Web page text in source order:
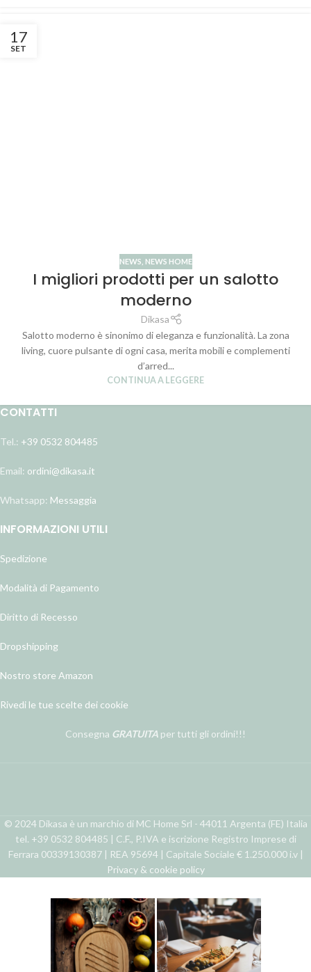
17
SET
NEWS NEWS HOME
I migliori prodotti per un salotto
moderno
Dikasa
Salotto moderno è sinonimo di eleganza e funzionalità. La zona
living, cuore pulsante di ogni casa, merita mobili e complementi
d’arred...
CONTINUA A LEGGERE
CONTATTI
Tel.: +39 0532 804485
Email: ordini@dikasa.it
Whatsapp: Messaggia
INFORMAZIONI UTILI
Spedizione
Modalità di Pagamento
Diritto di Recesso
Dropshipping
Nostro store Amazon
Rivedi le tue scelte dei cookie
Consegna GRATUITA per tutti gli ordini!!!
© 2024 Dikasa è un marchio di MC Home Srl - 44011 Argenta (FE) Italia
tel. +39 0532 804485 | C.F., P.IVA e iscrizione Registro Imprese di
Ferrara 00339130387 | REA 95694 | Capitale Sociale € 1.250.000 i.v |
Privacy & cookie policy